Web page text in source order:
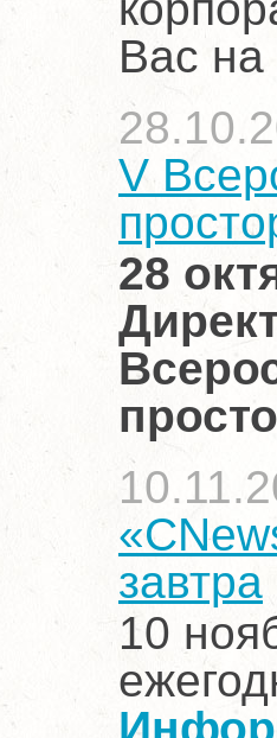
Вас
V
28
завтра
10